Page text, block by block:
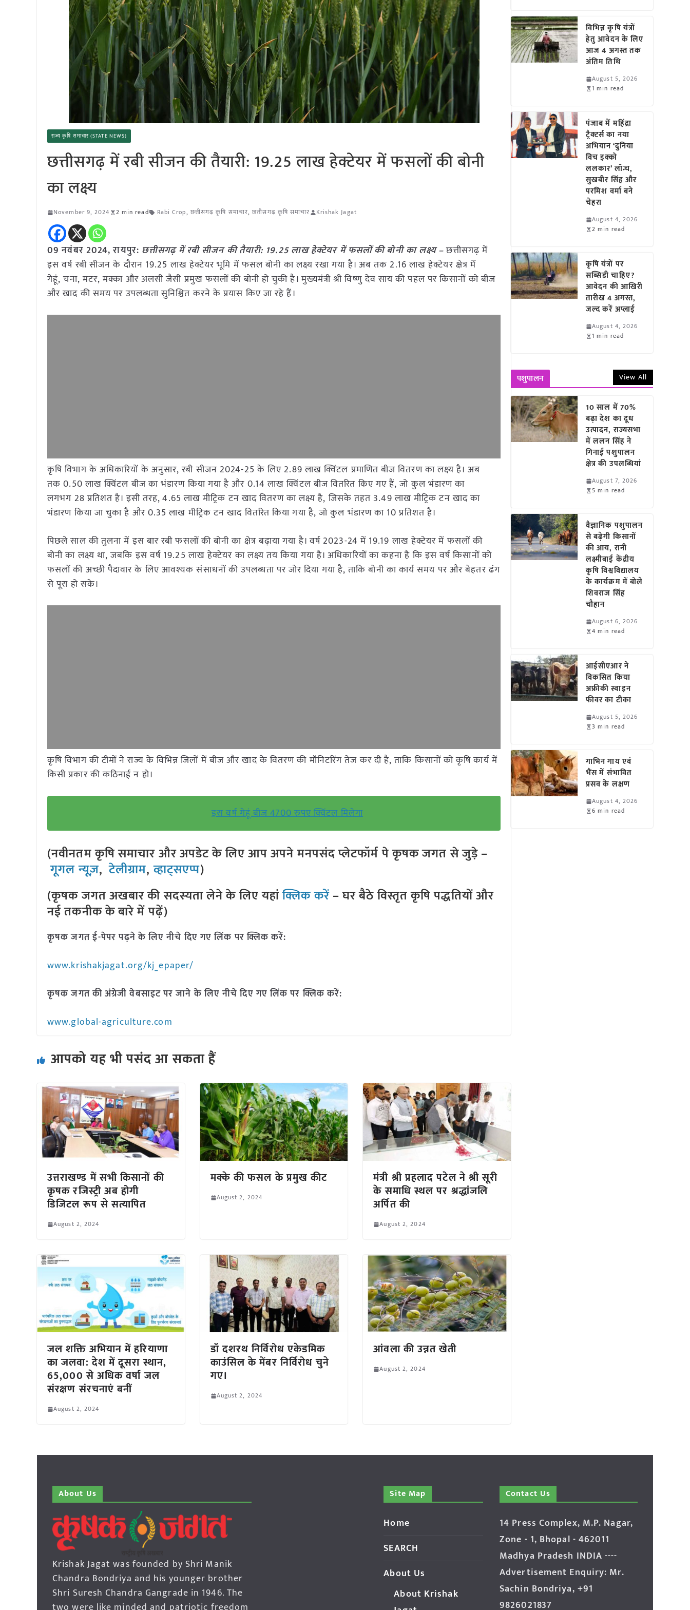
राज्य कृषि समाचार (STATE NEWS)
छत्तीसगढ़ में रबी सीजन की तैयारी: 19.25 लाख हेक्टेयर में फसलों की बोनी
का लक्ष्य
November 9, 2024 2 min read Rabi Crop, छत्तीसगढ़ कृषि समाचार,छत्तीसगढ़ कृषि समाचार Krishak Jagat
09 नवंबर 2024, रायपुर: छत्तीसगढ़ में रबी सीजन की तैयारी: 19.25 लाख हेक्टेयर में फसलों की बोनी का लक्ष्य –छत्तीसगढ़ में
इस वर्ष रबी सीजन के दौरान 19.25 लाख हेक्टेयर भूमि में फसल बोनी का लक्ष्य रखा गया है। अब तक 2.16 लाख हेक्टेयर क्षेत्र में
गेहूं, चना, मटर, मक्का और अलसी जैसी प्रमुख फसलों की बोनी हो चुकी है। मुख्यमंत्री श्री विष्णु देव साय की पहल पर किसानों को बीज
और खाद की समय पर उपलब्धता सुनिश्चित करने के प्रयास किए जा रहे हैं।
कृषि विभाग के अधिकारियों के अनुसार, रबी सीजन 2024-25 के लिए 2.89 लाख क्विंटल प्रमाणित बीज वितरण का लक्ष्य है। अब
तक 0.50 लाख क्विंटल बीज का भंडारण किया गया है और 0.14 लाख क्विंटल बीज वितरित किए गए हैं, जो कुल भंडारण का
लगभग 28 प्रतिशत है। इसी तरह, 4.65 लाख मीट्रिक टन खाद वितरण का लक्ष्य है, जिसके तहत 3.49 लाख मीट्रिक टन खाद का
भंडारण किया जा चुका है और 0.35 लाख मीट्रिक टन खाद वितरित किया गया है, जो कुल भंडारण का 10 प्रतिशत है।
पिछले साल की तुलना में इस बार रबी फसलों की बोनी का क्षेत्र बढ़ाया गया है। वर्ष 2023-24 में 19.19 लाख हेक्टेयर में फसलों की
बोनी का लक्ष्य था, जबकि इस वर्ष 19.25 लाख हेक्टेयर का लक्ष्य तय किया गया है। अधिकारियों का कहना है कि इस वर्ष किसानों को
फसलों की अच्छी पैदावार के लिए आवश्यक संसाधनों की उपलब्धता पर जोर दिया गया है, ताकि बोनी का कार्य समय पर और बेहतर ढंग
से पूरा हो सके।
कृषि विभाग की टीमों ने राज्य के विभिन्न जिलों में बीज और खाद के वितरण की मॉनिटरिंग तेज कर दी है, ताकि किसानों को कृषि कार्य में
किसी प्रकार की कठिनाई न हो।
इस वर्ष गेहूं बीज 4700 रुपए क्विंटल मिलेगा
(नवीनतम कृषि समाचार और अपडेट के लिए आप अपने मनपसंद प्लेटफॉर्म पे कृषक जगत से जुड़े –
गूगल न्यूज़,टेलीग्राम,व्हाट्सएप्प)
(कृषक जगत अखबार की सदस्यता लेने के लिए यहांक्लिक करें– घर बैठे विस्तृत कृषि पद्धतियों और
नई तकनीक के बारे में पढ़ें)
कृषक जगत ई-पेपर पढ़ने के लिए नीचे दिए गए लिंक पर क्लिक करें:
www.krishakjagat.org/kj_epaper/
कृषक जगत की अंग्रेजी वेबसाइट पर जाने के लिए नीचे दिए गए लिंक पर क्लिक करें:
www.global-agriculture.com
आपको यह भी पसंद आ सकता हैं
उत्तराखण्ड में सभी किसानों की
कृषक रजिस्ट्री अब होगी
डिजिटल रूप से सत्यापित
August 2, 2024
मक्के की फसल के प्रमुख कीट
August 2, 2024
मंत्री श्री प्रहलाद पटेल ने श्री सूरी
के समाधि स्थल पर श्रद्धांजलि
अर्पित की
August 2, 2024
जल शक्ति अभियान में हरियाणा
का जलवा: देश में दूसरा स्थान,
65,000 से अधिक वर्षा जल
संरक्षण संरचनाएं बनीं
August 2, 2024
डॉ दशरथ निर्विरोध एकेडमिक
काउंसिल के मेंबर निर्विरोध चुने
गए।
August 2, 2024
आंवला की उन्नत खेती
August 2, 2024
विभिन्न कृषि यंत्रों
हेतु आवेदन के लिए
आज 4 अगस्त तक
अंतिम तिथि
August 5, 2026
1 min read
पंजाब में महिंद्रा
ट्रैक्टर्स का नया
अभियान ‘दुनिया
विच इक्को
ललकार’ लॉन्च,
सुखबीर सिंह और
परमिश वर्मा बने
चेहरा
August 4, 2026
2 min read
कृषि यंत्रों पर
सब्सिडी चाहिए?
आवेदन की आखिरी
तारीख 4 अगस्त,
जल्द करें अप्लाई
August 4, 2026
1 min read
पशुपालन View All
10 साल में 70%
बढ़ा देश का दूध
उत्पादन, राज्यसभा
में ललन सिंह ने
गिनाईं पशुपालन
क्षेत्र की उपलब्धियां
August 7, 2026
5 min read
वैज्ञानिक पशुपालन
से बढ़ेगी किसानों
की आय, रानी
लक्ष्मीबाई केंद्रीय
कृषि विश्वविद्यालय
के कार्यक्रम में बोले
शिवराज सिंह
चौहान
August 6, 2026
4 min read
आईसीएआर ने
विकसित किया
अफ्रीकी स्वाइन
फीवर का टीका
August 5, 2026
3 min read
गाभिन गाय एवं
भैंस में संभावित
प्रसव के लक्षण
August 4, 2026
6 min read
About Us
Krishak Jagat was founded by Shri Manik
Chandra Bondriya and his younger brother
Shri Suresh Chandra Gangrade in 1946. The
Site Map
Home
SEARCH
About Us
About Krishak
Contact Us
14 Press Complex, M.P. Nagar,
Zone - 1, Bhopal - 462011
Madhya Pradesh INDIA ----
Advertisement Enquiry: Mr.
Sachin Bondriya, +91
9826021837